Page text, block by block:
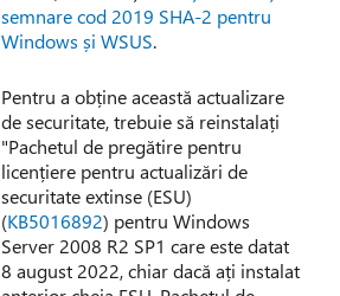
semnare cod 2019 SHA-2 pentru
Windows și WSUS.
Pentru a obține această actualizare
de securitate, trebuie să reinstalați
"Pachetul de pregătire pentru
licențiere pentru actualizări de
securitate extinse (ESU)
(KB5016892) pentru Windows
Server 2008 R2 SP1 care este datat
8 august 2022, chiar dacă ați instalat